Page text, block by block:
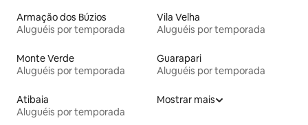
Armação dos Búzios
Aluguéis por temporada
Vila Velha
Aluguéis por temporada
Monte Verde
Aluguéis por temporada
Guarapari
Aluguéis por temporada
Atibaia
Aluguéis por temporada
Mostrar mais